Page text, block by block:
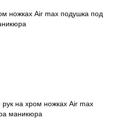
ножках Air max подушка под